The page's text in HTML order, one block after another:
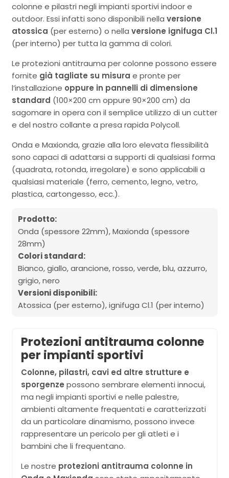
colonne e pilastri negli impianti sportivi indoor e
outdoor. Essi infatti sono disponibili nella versione
atossica (per esterno) o nella versione ignifuga Cl.1
(per interno) per tutta la gamma di colori.
Le protezioni antitrauma per colonne possono essere
fornite già tagliate su misura e pronte per
l’installazione oppure in pannelli di dimensione
standard (100×200 cm oppure 90×200 cm) da
sagomare in opera con il semplice utilizzo di un cutter
e del nostro collante a presa rapida Polycoll.
Onda e Maxionda, grazie alla loro elevata flessibilità
sono capaci di adattarsi a supporti di qualsiasi forma
(quadrata, rotonda, irregolare) e sono applicabili a
qualsiasi materiale (ferro, cemento, legno, vetro,
plastica, cartongesso, ecc.).
Prodotto:
Onda (spessore 22mm), Maxionda (spessore
28mm)
Colori standard:
Bianco, giallo, arancione, rosso, verde, blu, azzurro,
grigio, nero
Versioni disponibili:
Atossica (per esterno), ignifuga Cl.1 (per interno)
Protezioni antitrauma colonne
per impianti sportivi
Colonne, pilastri, cavi ed altre strutture e
sporgenze possono sembrare elementi innocui,
ma negli impianti sportivi e nelle palestre,
ambienti altamente frequentati e caratterizzati
da un particolare dinamismo, possono invece
rappresentare un pericolo per gli atleti e i
bambini che li frequentano.
Le nostre protezioni antitrauma colonne in